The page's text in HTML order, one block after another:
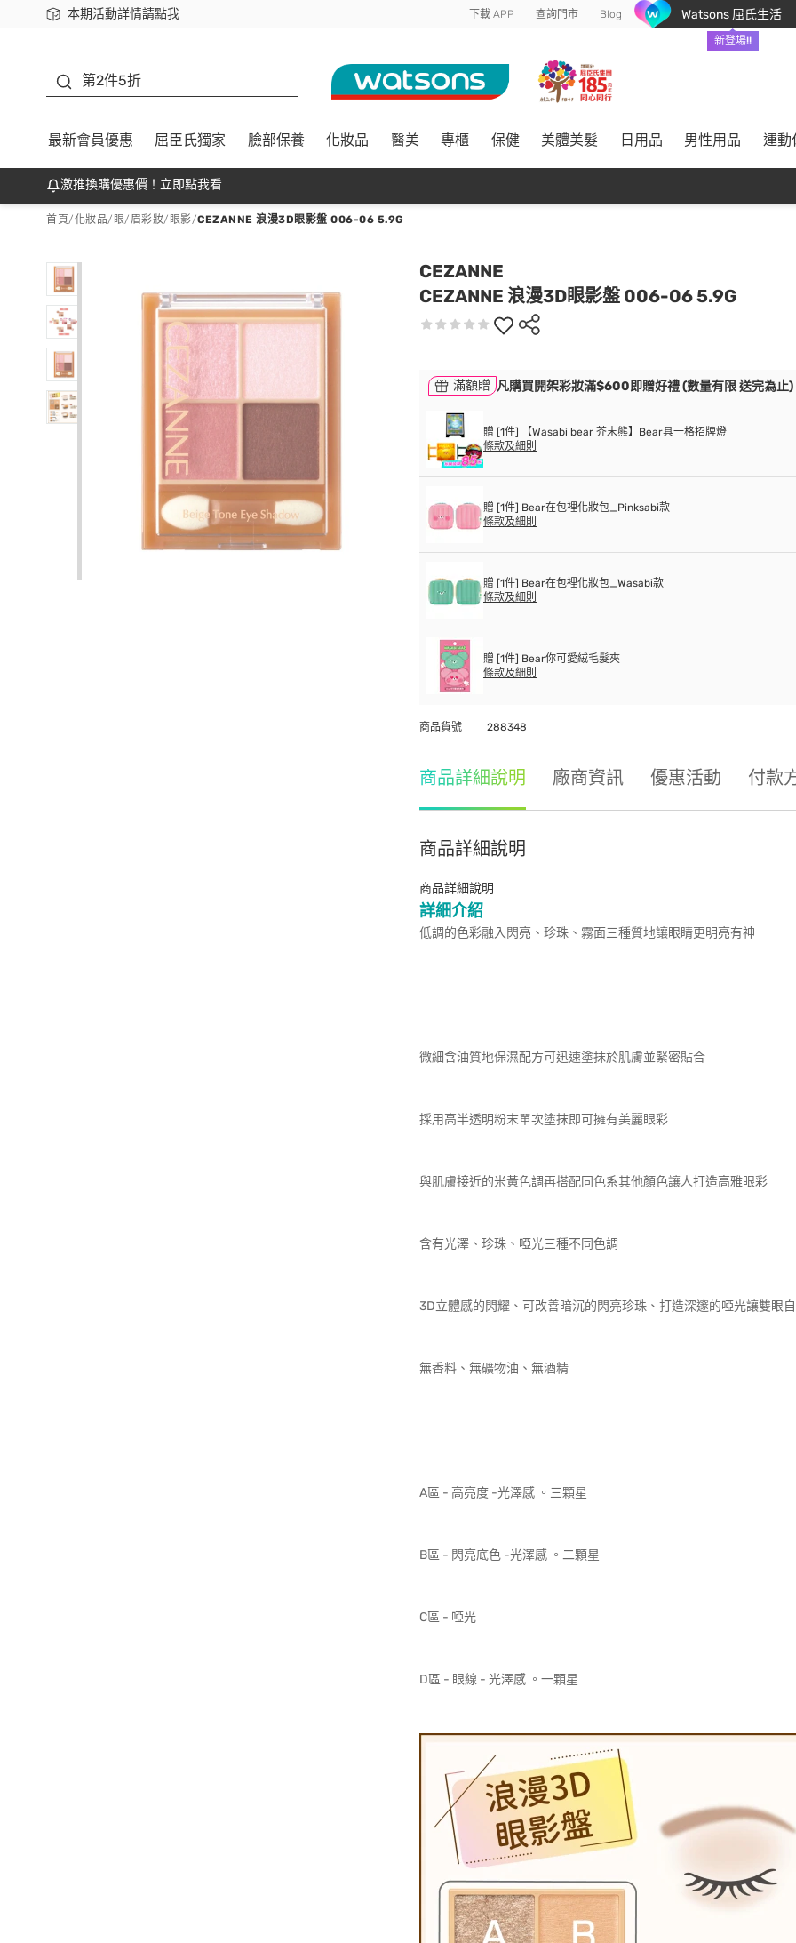
本期活動詳情請點我
下載app最高回饋$350 下載 APP 查詢門市 Blog Watsons 屈氏生活
新登場!!
第2件5折
最新會員優惠 屈臣氏獨家 臉部保養 化妝品 醫美 專櫃 保健 美體美髮 日用品 男性用品 運動
激推換購優惠價！立即點我看
首頁/化妝品/ 眼/眉彩妝/ 眼影/CEZANNE 浪漫3D眼影盤 006-06 5.9G
CEZANNE
CEZANNE 浪漫3D眼影盤 006-06 5.9G
滿額贈 凡購買開架彩妝滿$600即贈好禮 (數量有限 送完為止)
贈 [1件] 【Wasabi bear 芥末熊】Bear具一格招牌燈
條款及細則
贈 [1件] Bear在包裡化妝包_Pinksabi款
條款及細則
贈 [1件] Bear在包裡化妝包_Wasabi款
條款及細則
贈 [1件] Bear你可愛絨毛髮夾
條款及細則
商品貨號 288348
商品詳細說明 廠商資訊 優惠活動 付款
商品詳細說明
商品詳細說明
詳細介紹
低調的色彩融入閃亮、珍珠、霧面三種質地讓眼睛更明亮有神
微細含油質地保濕配方可迅速塗抹於肌膚並緊密貼合
採用高半透明粉末單次塗抹即可擁有美麗眼彩
與肌膚接近的米黃色調再搭配同色系其他顏色讓人打造高雅眼彩
含有光澤、珍珠、啞光三種不同色調
3D立體感的閃耀、可改善暗沉的閃亮珍珠、打造深邃的啞光讓雙眼
無香料、無礦物油、無酒精
A區 - 高亮度 -光澤感 。三顆星
B區 - 閃亮底色 -光澤感 。二顆星
C區 - 啞光
D區 - 眼線 - 光澤感 。一顆星